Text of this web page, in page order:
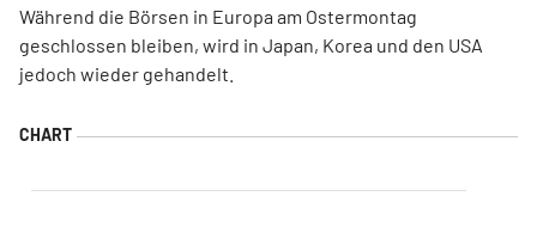
Während die Börsen in Europa am Ostermontag
geschlossen bleiben, wird in Japan, Korea und den USA
jedoch wieder gehandelt.